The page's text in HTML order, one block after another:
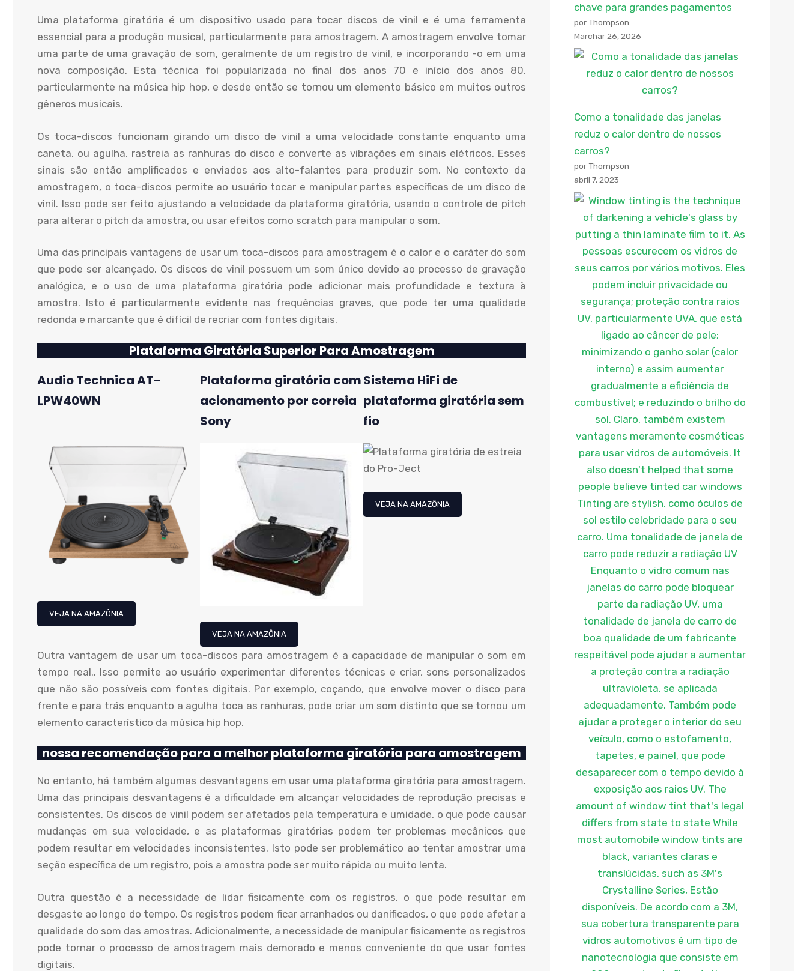
Uma plataforma giratória é um dispositivo usado para tocar discos de vinil e é uma ferramenta
essencial para a produção musical, particularmente para amostragem. A amostragem envolve tomar
uma parte de uma gravação de som, geralmente de um registro de vinil, e incorporando -o em uma
nova composição. Esta técnica foi popularizada no final dos anos 70 e início dos anos 80,
particularmente na música hip hop, e desde então se tornou um elemento básico em muitos outros
gêneros musicais.
Os toca-discos funcionam girando um disco de vinil a uma velocidade constante enquanto uma
caneta, ou agulha, rastreia as ranhuras do disco e converte as vibrações em sinais elétricos. Esses
sinais são então amplificados e enviados aos alto-falantes para produzir som. No contexto da
amostragem, o toca-discos permite ao usuário tocar e manipular partes específicas de um disco de
vinil. Isso pode ser feito ajustando a velocidade da plataforma giratória, usando o controle de pitch
para alterar o pitch da amostra, ou usar efeitos como scratch para manipular o som.
Uma das principais vantagens de usar um toca-discos para amostragem é o calor e o caráter do som
que pode ser alcançado. Os discos de vinil possuem um som único devido ao processo de gravação
analógica, e o uso de uma plataforma giratória pode adicionar mais profundidade e textura à
amostra. Isto é particularmente evidente nas frequências graves, que pode ter uma qualidade
redonda e marcante que é difícil de recriar com fontes digitais.
Plataforma Giratória Superior Para Amostragem
Audio Technica AT-
LPW40WN
VEJA NA AMAZÔNIA
Plataforma giratória com
acionamento por correia
Sony
VEJA NA AMAZÔNIA
Sistema HiFi de
plataforma giratória sem
fio
VEJA NA AMAZÔNIA
Outra vantagem de usar um toca-discos para amostragem é a capacidade de manipular o som em
tempo real.. Isso permite ao usuário experimentar diferentes técnicas e criar, sons personalizados
que não são possíveis com fontes digitais. Por exemplo, coçando, que envolve mover o disco para
frente e para trás enquanto a agulha toca as ranhuras, pode criar um som distinto que se tornou um
elemento característico da música hip hop.
nossa recomendação para a melhor plataforma giratória para amostragem
No entanto, há também algumas desvantagens em usar uma plataforma giratória para amostragem.
Uma das principais desvantagens é a dificuldade em alcançar velocidades de reprodução precisas e
consistentes. Os discos de vinil podem ser afetados pela temperatura e umidade, o que pode causar
mudanças em sua velocidade, e as plataformas giratórias podem ter problemas mecânicos que
podem resultar em velocidades inconsistentes. Isto pode ser problemático ao tentar amostrar uma
seção específica de um registro, pois a amostra pode ser muito rápida ou muito lenta.
Outra questão é a necessidade de lidar fisicamente com os registros, o que pode resultar em
desgaste ao longo do tempo. Os registros podem ficar arranhados ou danificados, o que pode afetar a
qualidade do som das amostras. Adicionalmente, a necessidade de manipular fisicamente os registros
pode tornar o processo de amostragem mais demorado e menos conveniente do que usar fontes
digitais.
chave para grandes pagamentos
por Thompson
Marchar 26, 2026
Como a tonalidade das janelas
reduz o calor dentro de nossos
carros?
por Thompson
abril 7, 2023